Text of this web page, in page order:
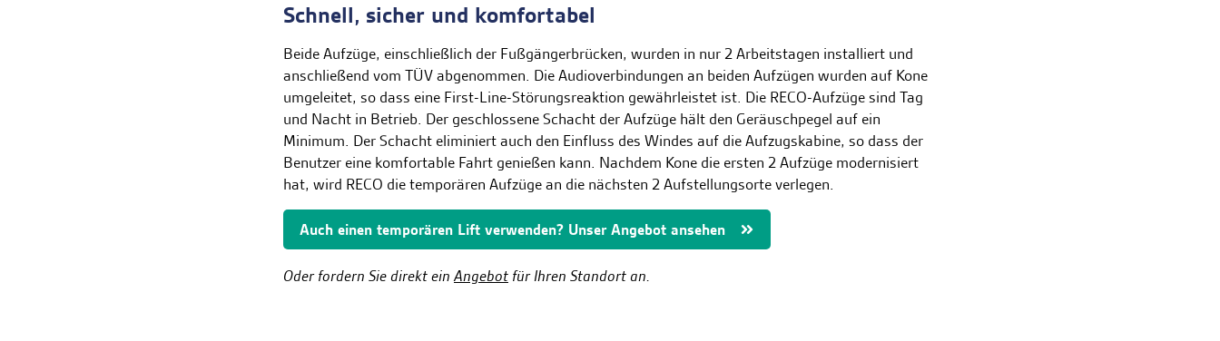
Schnell, sicher und komfortabel
Beide Aufzüge, einschließlich der Fußgängerbrücken, wurden in nur 2 Arbeitstagen installiert und
anschließend vom TÜV abgenommen. Die Audioverbindungen an beiden Aufzügen wurden auf Kone
umgeleitet, so dass eine First-Line-Störungsreaktion gewährleistet ist. Die RECO-Aufzüge sind Tag
und Nacht in Betrieb. Der geschlossene Schacht der Aufzüge hält den Geräuschpegel auf ein
Minimum. Der Schacht eliminiert auch den Einfluss des Windes auf die Aufzugskabine, so dass der
Benutzer eine komfortable Fahrt genießen kann. Nachdem Kone die ersten 2 Aufzüge modernisiert
hat, wird RECO die temporären Aufzüge an die nächsten 2 Aufstellungsorte verlegen.
Auch einen temporären Lift verwenden? Unser Angebot ansehen
Oder fordern Sie direkt einAngebot für Ihren Standort an.